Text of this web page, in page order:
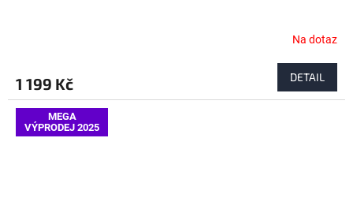
Na dotaz
1 199 Kč DETAIL
MEGA
VÝPRODEJ 2025